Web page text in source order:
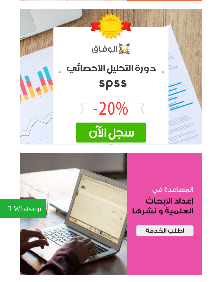
Whatsapp